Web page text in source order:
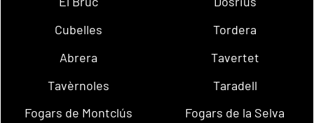
Cubelles
Tordera
Abrera
Tavertet
Tavèrnoles
Taradell
Fogars de Montclús
Fogars de la Selva